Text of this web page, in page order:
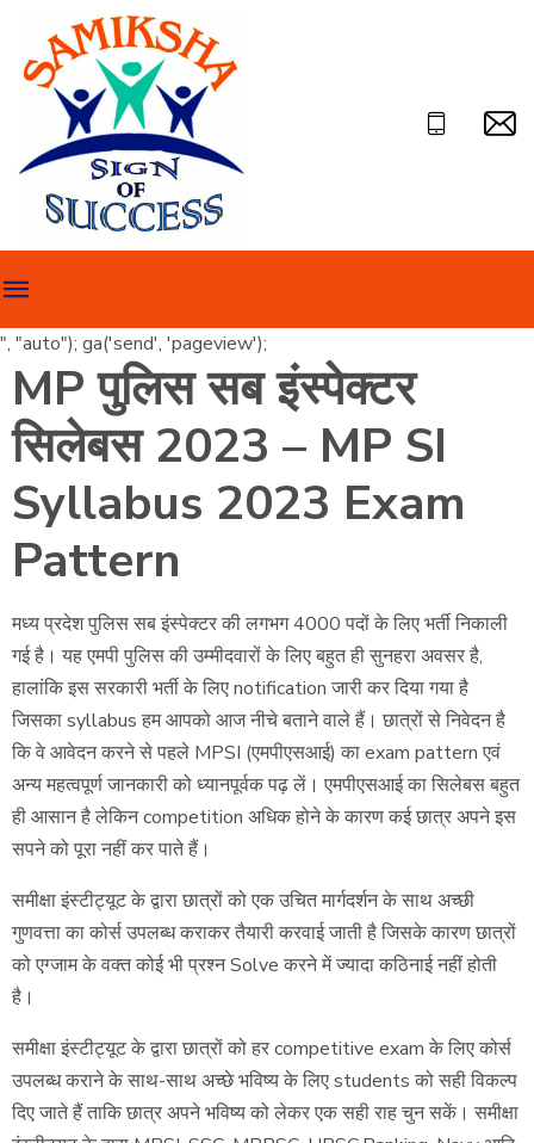
", "auto"); ga('send', 'pageview');
MP पुलिस सब इंस्पेक्टर
सिलेबस 2023 – MP SI
Syllabus 2023 Exam
Pattern
मध्य प्रदेश पुलिस सब इंस्पेक्टर की लगभग 4000 पदों के लिए भर्ती निकाली
गई है। यह एमपी पुलिस की उम्मीदवारों के लिए बहुत ही सुनहरा अवसर है,
हालांकि इस सरकारी भर्ती के लिए notification जारी कर दिया गया है
जिसका syllabus हम आपको आज नीचे बताने वाले हैं। छात्रों से निवेदन है
कि वे आवेदन करने से पहले MPSI (एमपीएसआई) का exam pattern एवं
अन्य महत्वपूर्ण जानकारी को ध्यानपूर्वक पढ़ लें। एमपीएसआई का सिलेबस बहुत
ही आसान है लेकिन competition अधिक होने के कारण कई छात्र अपने इस
सपने को पूरा नहीं कर पाते हैं।
समीक्षा इंस्टीट्यूट के द्वारा छात्रों को एक उचित मार्गदर्शन के साथ अच्छी
गुणवत्ता का कोर्स उपलब्ध कराकर तैयारी करवाई जाती है जिसके कारण छात्रों
को एग्जाम के वक्त कोई भी प्रश्न Solve करने में ज्यादा कठिनाई नहीं होती
है।
समीक्षा इंस्टीट्यूट के द्वारा छात्रों को हर competitive exam के लिए कोर्स
उपलब्ध कराने के साथ-साथ अच्छे भविष्य के लिए students को सही विकल्प
दिए जाते हैं ताकि छात्र अपने भविष्य को लेकर एक सही राह चुन सकें। समीक्षा